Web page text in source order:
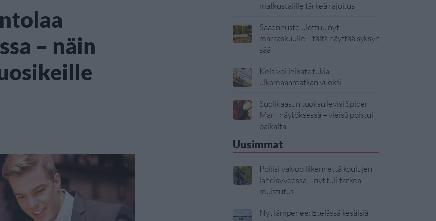
– näin
matkustajille tärkeä rajoitus
Sääennuste ulottuu nyt
marraskuulle – tältä näyttää syksyn
sää
Kela voi leikata tukia
ulkomaanmatkan vuoksi
Suolikaasun tuoksu levisi Spider-
Man -näytöksessä – yleisö poistui
paikalta
Uusimmat
Poliisi valvoo liikennettä koulujen
läheisyydessä – nyt tuli tärkeä
muistutus
Nyt lämpenee: Etelässä kesäisiä